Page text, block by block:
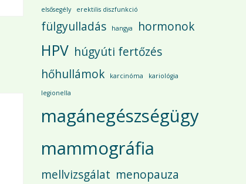
elsősegély erektilis diszfunkció
fülgyulladás hangya hormonok
HPV húgyúti fertőzés
hőhullámok
karcinóma kariológia
legionella
magánegészségügy
mammográfia
mellvizsgálat menopauza